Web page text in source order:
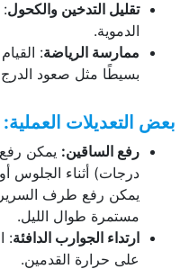
تقليل التدخين والكحول:
الدموية.
ممارسة الرياضة:
بسيطًا مثل صعود
بعض التعديلات العملية:
رفع الساقين:
درجات) أثناء الجلوس
يمكن رفع طرف السرير
مستمرة طوال الليل.
ارتداء الجوارب الدافئة:
على حرارة القدمين.